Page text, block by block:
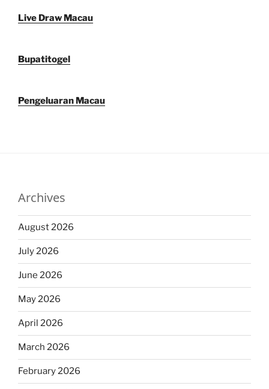
Live Draw Macau
Bupatitogel
Pengeluaran Macau
Archives
August 2026
July 2026
June 2026
May 2026
April 2026
March 2026
February 2026